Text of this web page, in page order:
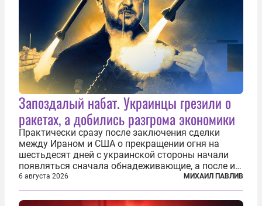
Запоздалый набат. Украинцы грезили о
ракетах, а добились разгрома экономики
Практически сразу после заключения сделки
между Ираном и США о прекращении огня на
шестьдесят дней с украинской стороны начали
появляться сначала обнадеживающие, а после и
вовсе бравурные заявления про некий «перелом»
в войне. Вероятно, в сознании первых лиц
киевского режима и стоящих за ними...
6 августа 2026 МИХАИЛ ПАВЛИВ